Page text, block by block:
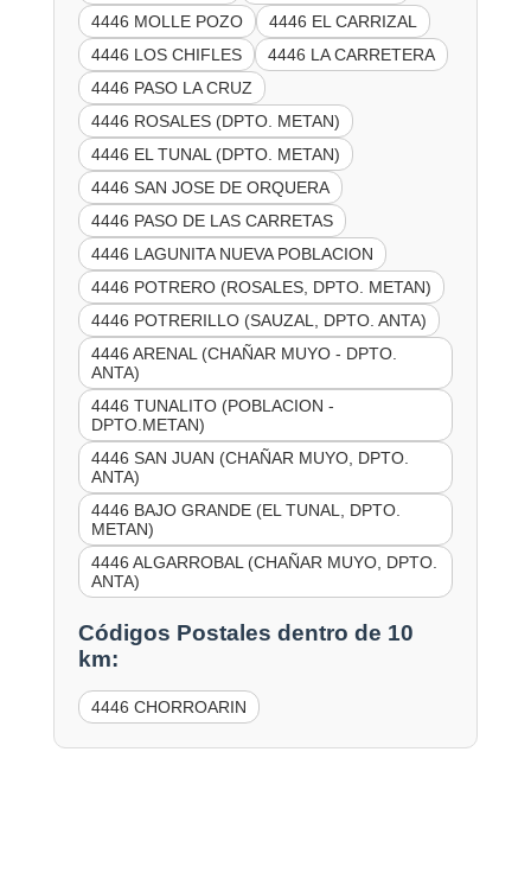
4446 MOLLE POZO
4446 EL CARRIZAL
4446 LOS CHIFLES
4446 LA CARRETERA
4446 PASO LA CRUZ
4446 ROSALES (DPTO. METAN)
4446 EL TUNAL (DPTO. METAN)
4446 SAN JOSE DE ORQUERA
4446 PASO DE LAS CARRETAS
4446 LAGUNITA NUEVA POBLACION
4446 POTRERO (ROSALES, DPTO. METAN)
4446 POTRERILLO (SAUZAL, DPTO. ANTA)
4446 ARENAL (CHAÑAR MUYO - DPTO.
ANTA)
4446 TUNALITO (POBLACION -
DPTO.METAN)
4446 SAN JUAN (CHAÑAR MUYO, DPTO.
ANTA)
4446 BAJO GRANDE (EL TUNAL, DPTO.
METAN)
4446 ALGARROBAL (CHAÑAR MUYO, DPTO.
ANTA)
Códigos Postales dentro de 10
km:
4446 CHORROARIN